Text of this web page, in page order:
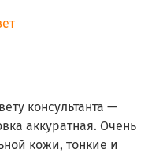
консультанта —
аккуратная. Очень
кожи, тонкие и